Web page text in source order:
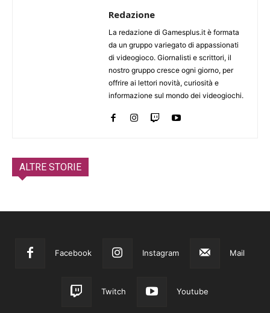
Redazione
La redazione di Gamesplus.it è formata
da un gruppo variegato di appassionati
di videogioco. Giornalisti e scrittori, il
nostro gruppo cresce ogni giorno, per
offrire ai lettori novità, curiosità e
informazione sul mondo dei videogiochi.
ALTRE STORIE
Facebook Instagram Mail
Twitch Youtube